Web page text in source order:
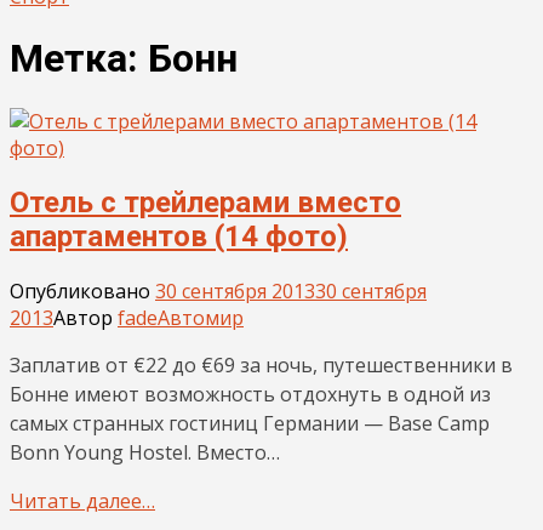
Метка: Бонн
Отель с трейлерами вместо
апартаментов (14 фото)
Опубликовано 30 сентября 201330 сентября
2013Автор fadeАвтомир
Заплатив от €22 до €69 за ночь, путешественники в
Бонне имеют возможность отдохнуть в одной из
самых странных гостиниц Германии — Base Camp
Bonn Young Hostel. Вместо…
Читать далее…